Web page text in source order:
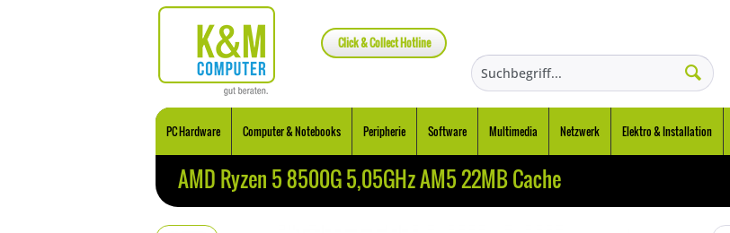
Click & Collect Hotline
PC Hardware Computer & Notebooks Peripherie Software Multimedia Netzwerk Elektro & Installation
AMD Ryzen 5 8500G 5,05GHz AM5 22MB Cache